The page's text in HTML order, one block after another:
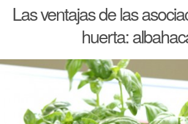
Las ventajas de las
huerta: